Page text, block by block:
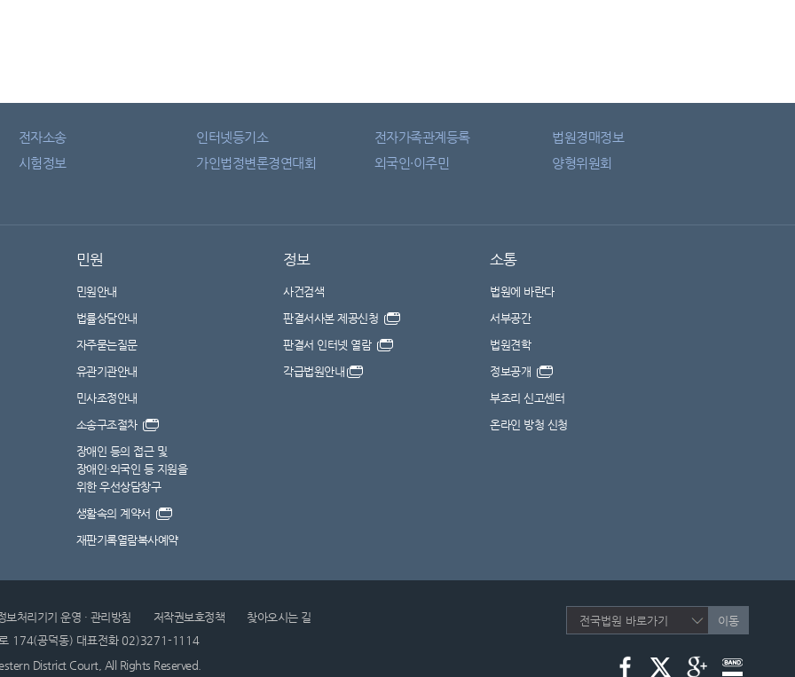
전자소송 인터넷등기소 전자가족관계등록
법원경매정보
시험정보
가인법정변론경연대회 외국인·이주민 양형위원회
민원
민원안내
법률상담안내
자주묻는질문
유관기관안내
민사조정안내
소송구조절차
장애인 등의 접근 및
장애인·외국인 등 지원을
위한 우선상담창구
생활속의 계약서
재판기록열람복사예약
정보
사건검색
판결서사본 제공신청
판결서 인터넷 열람
각급법원안내
소통
법원에 바란다
서부공간
법원견학
정보공개
부조리 신고센터
온라인 방청 신청
보처리기기 운영 · 관리방침 저작권보호정책
찾아오시는 길
174(공덕동) 대표전화 02)3271-1114
District Court, All Rights Reserved.